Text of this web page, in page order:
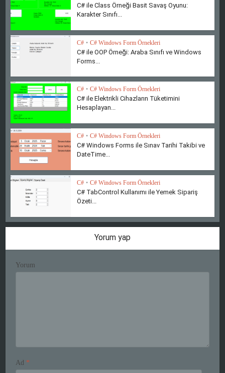
C# ile Class Örneği Basit Savaş Oyunu:
Karakter Sınıfı...
C# • C# Windows Form Örnekleri
C# ile OOP Örneği: Araba Sınıfı ve Windows
Forms...
C# • C# Windows Form Örnekleri
C# ile Elektrikli Cihazların Tüketimini
Hesaplayan...
C# • C# Windows Form Örnekleri
C# Windows Forms ile Sınav Tarihi Takibi ve
DateTime...
C# • C# Windows Form Örnekleri
C# TabControl Kullanımı ile Yemek Sipariş
Özeti...
Yorum yap
Yorum
Ad *